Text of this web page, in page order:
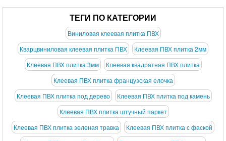
ТЕГИ ПО КАТЕГОРИИ
Виниловая клеевая плитка ПВХ
Кварцвиниловая клеевая плитка ПВХ
Клеевая ПВХ плитка 2мм
Клеевая ПВХ плитка 3мм
Клеевая квадратная ПВХ плитка
Клеевая ПВХ плитка французская елочка
Клеевая ПВХ плитка под дерево
Клеевая ПВХ плитка под камень
Клеевая ПВХ плитка штучный паркет
Клеевая ПВХ плитка зеленая травка
Клеевая ПВХ плитка с фаской